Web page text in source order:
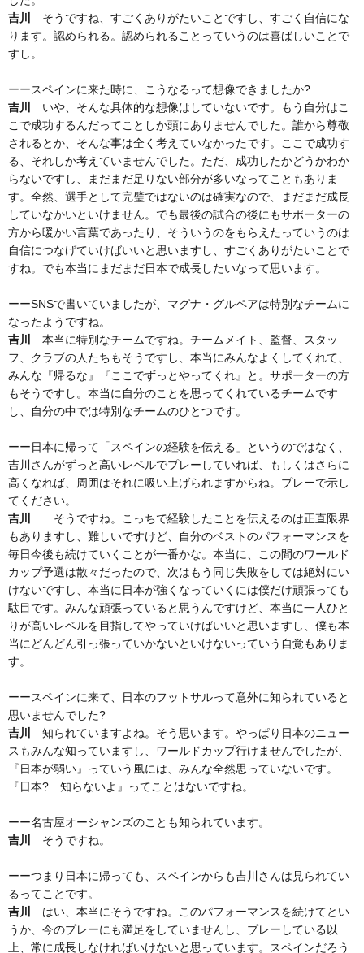
吉川
そうですね、すごくありがたいことですし、すごく自信にな
ります。認められる。認められることっていうのは喜ばしいことで
すし。
ーースペインに来た時に、こうなるって想像できましたか?
吉川
いや、そんな具体的な想像はしていないです。もう自分はこ
こで成功するんだってことしか頭にありませんでした。誰から尊敬
されるとか、そんな事は全く考えていなかったです。ここで成功す
る、それしか考えていませんでした。ただ、成功したかどうかわか
らないですし、まだまだ足りない部分が多いなってこともありま
す。全然、選手として完璧ではないのは確実なので、まだまだ成長
していなかいといけません。でも最後の試合の後にもサポーターの
方から暖かい言葉であったり、そういうのをもらえたっていうのは
自信につなげていけばいいと思いますし、すごくありがたいことで
すね。でも本当にまだまだ日本で成長したいなって思います。
ーーSNSで書いていましたが、マグナ・グルペアは特別なチームに
なったようですね。
吉川
本当に特別なチームですね。チームメイト、監督、スタッ
フ、クラブの人たちもそうですし、本当にみんなよくしてくれて、
みんな『帰るな』『ここでずっとやってくれ』と。サポーターの方
もそうですし。本当に自分のことを思ってくれているチームです
し、自分の中では特別なチームのひとつです。
ーー日本に帰って「スペインの経験を伝える」というのではなく、
吉川さんがずっと高いレベルでプレーしていれば、もしくはさらに
高くなれば、周囲はそれに吸い上げられますからね。プレーで示し
てください。
吉川
そうですね。こっちで経験したことを伝えるのは正直限界
もありますし、難しいですけど、自分のベストのパフォーマンスを
毎日今後も続けていくことが一番かな。本当に、この間のワールド
カップ予選は散々だったので、次はもう同じ失敗をしては絶対にい
けないですし、本当に日本が強くなっていくには僕だけ頑張っても
駄目です。みんな頑張っていると思うんですけど、本当に一人ひと
りが高いレベルを目指してやっていけばいいと思いますし、僕も本
当にどんどん引っ張っていかないといけないっていう自覚もありま
す。
ーースペインに来て、日本のフットサルって意外に知られていると
思いませんでした?
吉川
知られていますよね。そう思います。やっぱり日本のニュー
スもみんな知っていますし、ワールドカップ行けませんでしたが、
『日本が弱い』っていう風には、みんな全然思っていないです。
『日本? 知らないよ』ってことはないですね。
ーー名古屋オーシャンズのことも知られています。
吉川
そうですね。
ーーつまり日本に帰っても、スペインからも吉川さんは見られてい
るってことです。
吉川
はい、本当にそうですね。このパフォーマンスを続けてとい
うか、今のプレーにも満足をしていませんし、プレーしている以
上、常に成長しなければいけないと思っています。スペインだろう